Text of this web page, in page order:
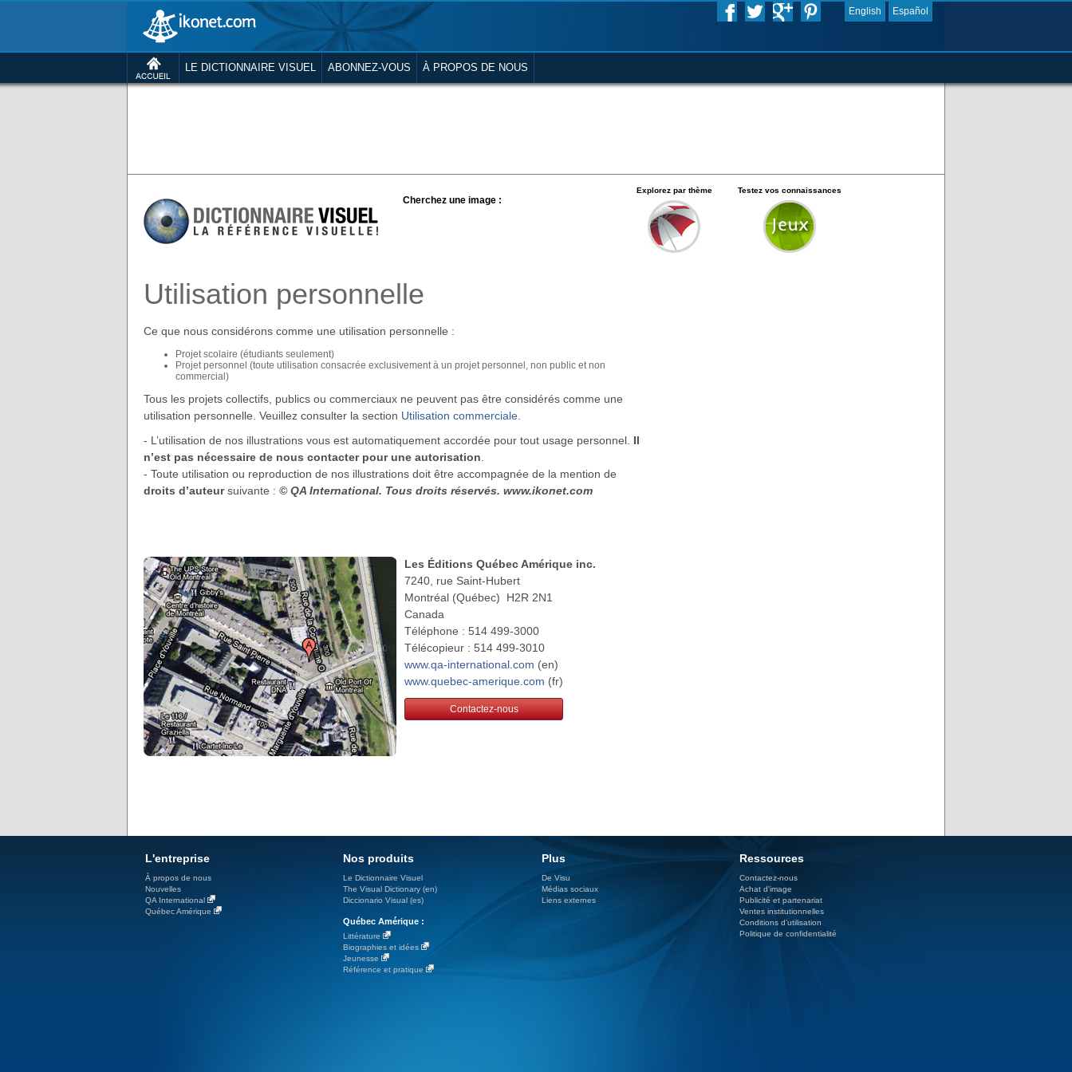
English Español
LE DICTIONNAIRE VISUEL ABONNEZ-VOUS À PROPOS DE NOUS
Cherchez une image :
Explorez par thème Testez vos connaissances
Utilisation personnelle
Ce que nous considérons comme une utilisation personnelle :
Projet scolaire (étudiants seulement)
Projet personnel (toute utilisation consacrée exclusivement à un projet personnel, non public et non
commercial)
Tous les projets collectifs, publics ou commerciaux ne peuvent pas être considérés comme une
utilisation personnelle. Veuillez consulter la section Utilisation commerciale
- L’utilisation de nos illustrations vous est automatiquement accordée pour tout usage personnel. Il
n’est pas nécessaire de nous contacter pour une autorisation
- Toute utilisation ou reproduction de nos illustrations doit être accompagnée de la mention de
droits d’auteursuivante : © QA International. Tous droits réservés. www.ikonet.com
Les Éditions Québec Amérique inc.
7240, rue Saint-Hubert
Montréal (Québec) H2R 2N1
Canada
Téléphone : 514 499-3000
Télécopieur : 514 499-3010
www.qa-international.com (en)
www.quebec-amerique.com (fr)
Contactez-nous
L'entreprise
À propos de nous
Nouvelles
QA International
Québec Amérique
Nos produits
Le Dictionnaire Visuel
The Visual Dictionary (en)
Diccionario Visual (es)
Québec Amérique :
Littérature
Biographies et idées
Jeunesse
Référence et pratique
Plus
De Visu
Médias sociaux
Liens externes
Ressources
Contactez-nous
Achat d'image
Publicité et partenariat
Ventes institutionnelles
Conditions d’utilisation
Politique de confidentialité